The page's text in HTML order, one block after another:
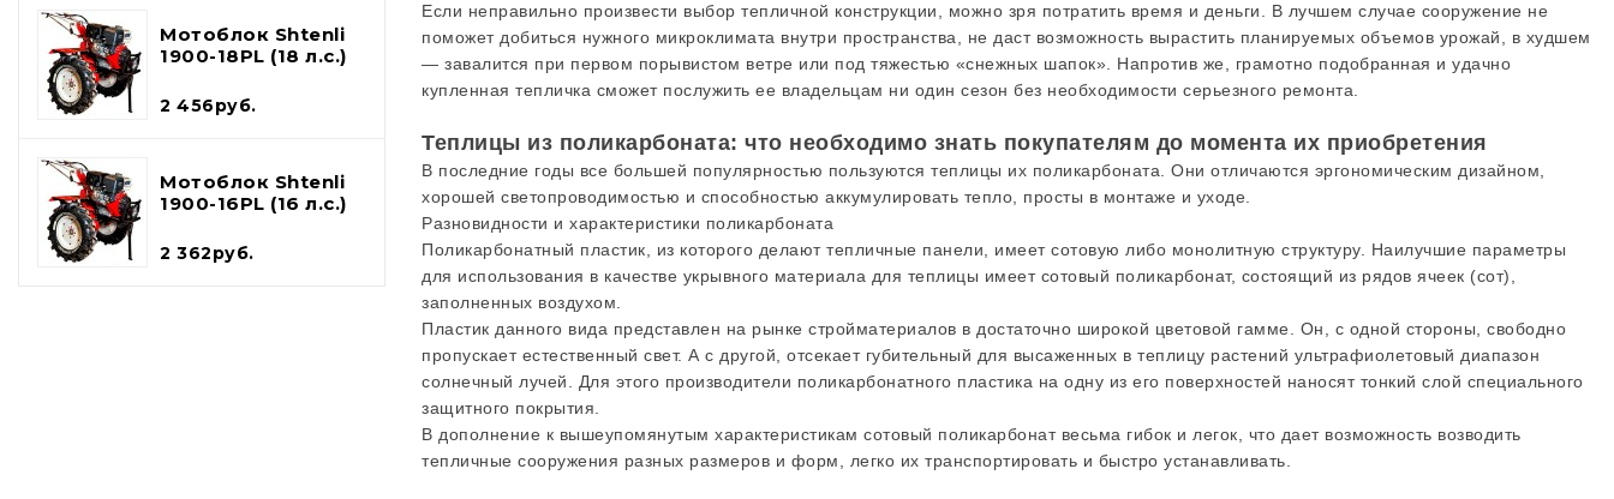
Мотоблок Shtenli
1900-18PL (18 л.с.)
2 456руб.
Мотоблок Shtenli
1900-16PL (16 л.с.)
2 362руб.
Если неправильно произвести выбор тепличной конструкции, можно зря потратить время и деньги. В лучшем случае сооружение не
поможет добиться нужного микроклимата внутри пространства, не даст возможность вырастить планируемых объемов урожай, в худшем
— завалится при первом порывистом ветре или под тяжестью «снежных шапок». Напротив же, грамотно подобранная и удачно
купленная тепличка сможет послужить ее владельцам ни один сезон без необходимости серьезного ремонта.
Теплицы из поликарбоната: что необходимо знать покупателям до момента их приобретения
В последние годы все большей популярностью пользуются теплицы их поликарбоната. Они отличаются эргономическим дизайном,
хорошей светопроводимостью и способностью аккумулировать тепло, просты в монтаже и уходе.
Разновидности и характеристики поликарбоната
Поликарбонатный пластик, из которого делают тепличные панели, имеет сотовую либо монолитную структуру. Наилучшие параметры
для использования в качестве укрывного материала для теплицы имеет сотовый поликарбонат, состоящий из рядов ячеек (сот),
заполненных воздухом.
Пластик данного вида представлен на рынке стройматериалов в достаточно широкой цветовой гамме. Он, с одной стороны, свободно
пропускает естественный свет. А с другой, отсекает губительный для высаженных в теплицу растений ультрафиолетовый диапазон
солнечный лучей. Для этого производители поликарбонатного пластика на одну из его поверхностей наносят тонкий слой специального
защитного покрытия.
В дополнение к вышеупомянутым характеристикам сотовый поликарбонат весьма гибок и легок, что дает возможность возводить
тепличные сооружения разных размеров и форм, легко их транспортировать и быстро устанавливать.